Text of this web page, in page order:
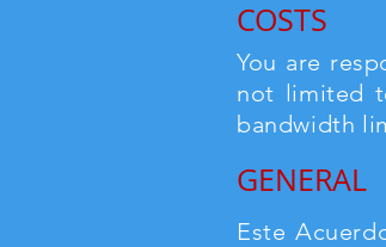
COSTS
You are
not limited
bandwidth
GENERAL
Este